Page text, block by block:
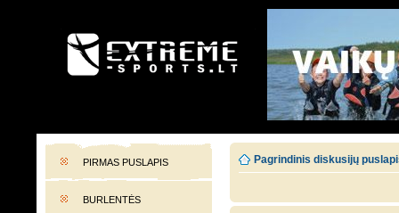
EXTREME-SPORTS.LT
PIRMAS PUSLAPIS
BURLENTĖS
Pagrindinis diskusijų